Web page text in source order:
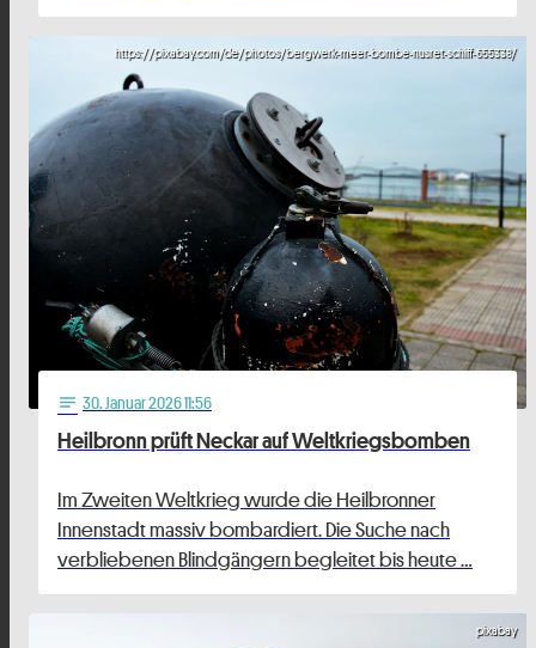
https://pixabay.com/de/photos/bergwerk-meer-bombe-nusret-schiff-655338/
notes 30. Januar 2026 11:56
Heilbronn prüft Neckar auf Weltkriegsbomben
Im Zweiten Weltkrieg wurde die Heilbronner
Innenstadt massiv bombardiert. Die Suche nach
verbliebenen Blindgängern begleitet bis heute …
pixabay